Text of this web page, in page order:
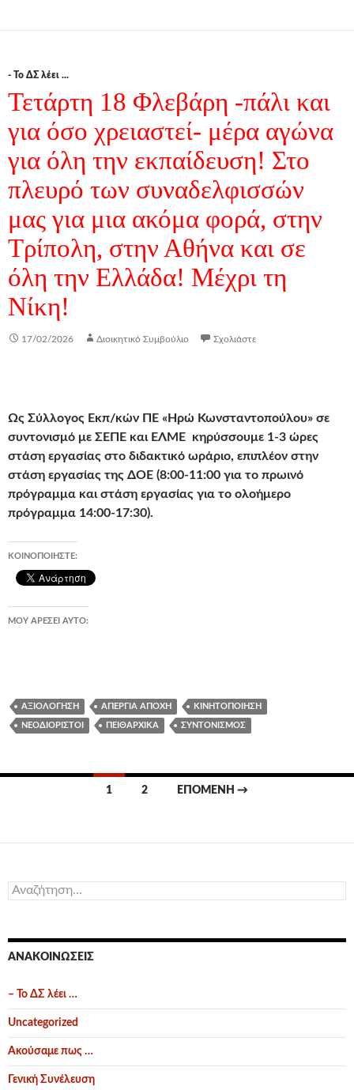
- Το ΔΣ λέει ...
Τετάρτη 18 Φλεβάρη -πάλι και
για όσο χρειαστεί- μέρα αγώνα
για όλη την εκπαίδευση! Στο
πλευρό των συναδελφισσών
μας για μια ακόμα φορά, στην
Τρίπολη, στην Αθήνα και σε
όλη την Ελλάδα! Μέχρι τη
Νίκη!
17/02/2026 Διοικητικό Συμβούλιο Σχολιάστε
Ως Σύλλογος Εκπ/κών ΠΕ «Ηρώ Κωνσταντοπούλου» σε
συντονισμό με ΣΕΠΕ και ΕΛΜΕ κηρύσσουμε 1-3 ώρες
στάση εργασίας στο διδακτικό ωράριο, επιπλέον στην
στάση εργασίας της ΔΟΕ (8:00-11:00 για το πρωινό
πρόγραμμα και στάση εργασίας για το ολοήμερο
πρόγραμμα 14:00-17:30).
ΚΟΙΝΟΠΟΙΉΣΤΕ:
ΜΟΥ ΑΡΈΣΕΙ ΑΥΤΌ:
ΑΞΙΟΛΌΓΗΣΗ ΑΠΕΡΓΊΑ ΑΠΟΧΉ ΚΙΝΗΤΟΠΟΊΗΣΗ
ΝΕΟΔΙΌΡΙΣΤΟΙ ΠΕΙΘΑΡΧΙΚΆ ΣΥΝΤΟΝΙΣΜΌΣ
1 2 ΕΠΌΜΕΝΗ →
Αναζήτηση
για:
ΑΝΑΚΟΙΝΏΣΕΙΣ
– Το ΔΣ λέει …
Uncategorized
Ακούσαμε πως …
Γενική Συνέλευση